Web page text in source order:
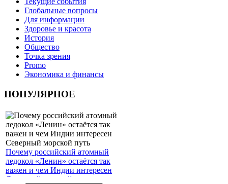
Глобальные вопросы
Для информации
Здоровье и красота
История
Общество
Точка зрения
Promo
Экономика и финансы
ПОПУЛЯРНОЕ
Почему российский атомный
ледокол «Ленин» остаётся так
важен и чем Индии интересен
Северный морской путь